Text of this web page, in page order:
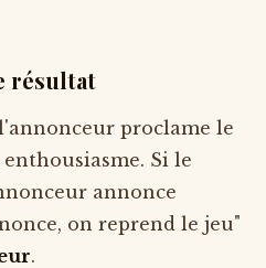
résultat
proclame le
Si le
annonce
on reprend le jeu"
.